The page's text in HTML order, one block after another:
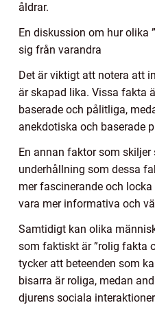
åldrar.
En diskussion om hur olika
sig från varandra
Det är viktigt att notera att
är skapad lika. Vissa fakta
baserade och pålitliga,
anekdotiska och baserade
En annan faktor som skiljer
underhållning som dessa
mer fascinerande och
vara mer informativa och
Samtidigt kan olika
som faktiskt är ”rolig fakta
tycker att beteenden som
bisarra är roliga, medan
djurens sociala